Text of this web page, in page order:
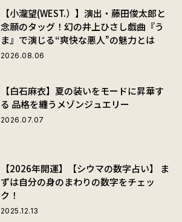
【小瀧望(WEST.）】演出・藤田俊太郎と
念願のタッグ！幻の井上ひさし戯曲『う
ま』で演じる“爽快な悪人”の魅力とは
2026.08.06
【白石麻衣】夏の装いをモードに昇華す
る 品格を纏うメゾンジュエリー
2026.07.07
【2026年開運】【シウマの数字占い】 ま
ずは自分の身のまわりの数字をチェッ
ク！
2025.12.13